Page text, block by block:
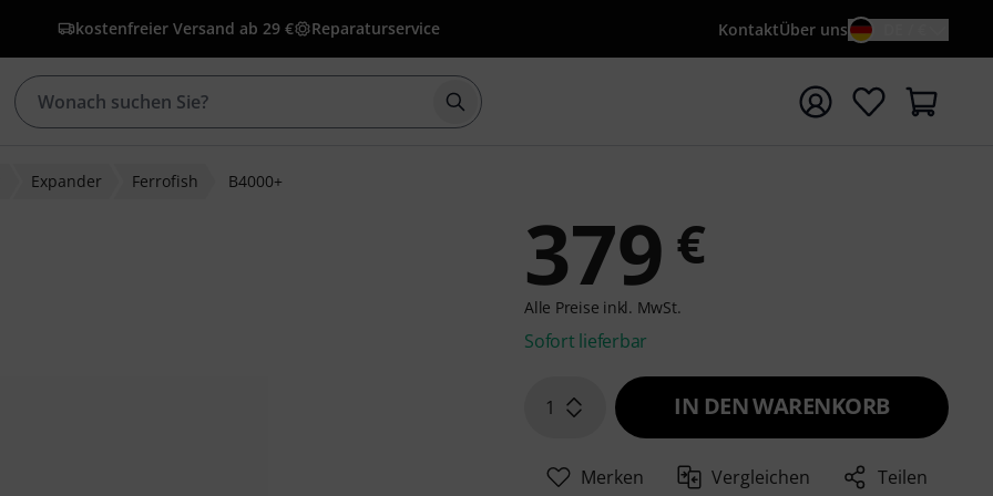
kostenfreier Versand ab 29 € Reparaturservice KontaktÜber uns
Suche mit Suchwort {searchTerm} starten
Expander Ferrofish B4000+
379 €
Alle Preise inkl. MwSt.
Sofort lieferbar
1 IN DEN WARENKORB
Merken Vergleichen Teilen